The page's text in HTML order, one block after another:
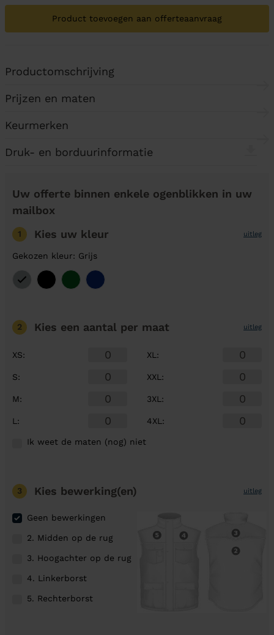
Product toevoegen aan offerteaanvraag
Productomschrijving
Prijzen en maten
Keurmerken
Druk- en borduurinformatie
Uw offerte binnen enkele ogenblikken in uw
mailbox
1 Kies uw kleur uitleg
Gekozen kleur: Grijs
2 Kies een aantal per maat uitleg
XS:
S:
M:
L :
XL :
XXL :
3XL :
4XL :
Ik weet de maten (nog) niet
3 Kies bewerking(en) uitleg
Geen bewerkingen
2. Midden op de rug
3. Hoogachter op de rug
4. Linkerborst
5. Rechterborst